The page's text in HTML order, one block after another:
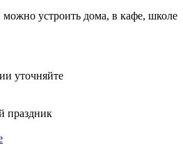
можно устроить дома, в кафе, школе
уточняйте
праздник